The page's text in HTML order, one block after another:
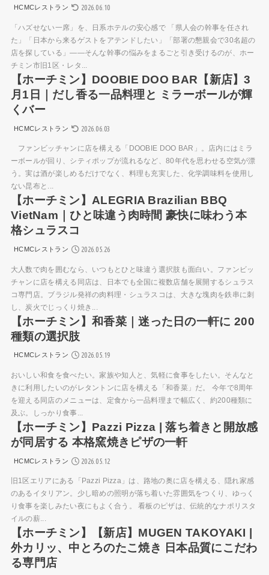
HCMCレストラン 2026.06.10
「ハズせない一席」を、日系ホテルの安心感で 「県人会の幹事を任され
た」「日本から来るゲストをアテンドしたい」「部署の懇親会で30名超の
店を探している」——そんな幹事の悩みをまるごと引き受けるのが、ホー
チミン市旧1区・レタ...
【ホーチミン】DOOBIE DOO BAR【新店】3
月1日｜だし香る一品料理と ミラーボールが輝
くバー
HCMCレストラン 2026.06.03
ファンビッチャンに店を構える「DOOBIE DOO BAR」。店内にはミラ
ーボールが回り、シティポップが流れるなど、80年代を思わせる空気が漂
う。実は酒が楽しめるだけでなく、料理も充実した、化学調味料を使用し
ない昆布と...
【ホーチミン】ALEGRIA Brazilian BBQ
VietNam｜ひと味違う肉時間 豪快に味わう本
格シュラスコ
HCMCレストラン 2026.05.26
大人数で肉を囲むなら、いつもとひと味違う選択肢も面白い。ファンビッ
チャンに店を構える同店は、日本でも全国に複数店舗を展開するシュラス
コ専門店。ブラジル発祥の肉料理・シュラスコは、大きな塊肉を鉄串に刺
し、炭火でじっくり焼き...
【ホーチミン】和香菜｜迷った日の一軒に 200
種類の選択肢
HCMCレストラン 2026.05.19
おいしい和食を食べたい。家族や知人と、気軽に食事をしたい。そんなと
きに利用したいのがレタントンに店を構える「和香菜」だ。 今年で8周年
を迎える同店のメニューは、定食から一品料理まで幅広く、約200種類に
及ぶ。しっかり食事...
【ホーチミン】Pazzi Pizza | 落ち着きと開放感
が同居する 本格窯焼きピザの一軒
HCMCレストラン 2026.05.12
旧1区エリアにある「Pazzi Pizza」は、路地の奥に店を構える、隠れ家感
のあるイタリアン。少し暗めの照明が落ち着いた雰囲気をつくり、ゆっく
り食事を楽しみたい夜にもよく合う。 看板のピザは、伝統的なナポリスタ
イルの薪...
【ホーチミン】【新店】MUGEN TAKOYAKI |
外カリッ、中とろのたこ焼き 日本品質にこだわ
る専門店